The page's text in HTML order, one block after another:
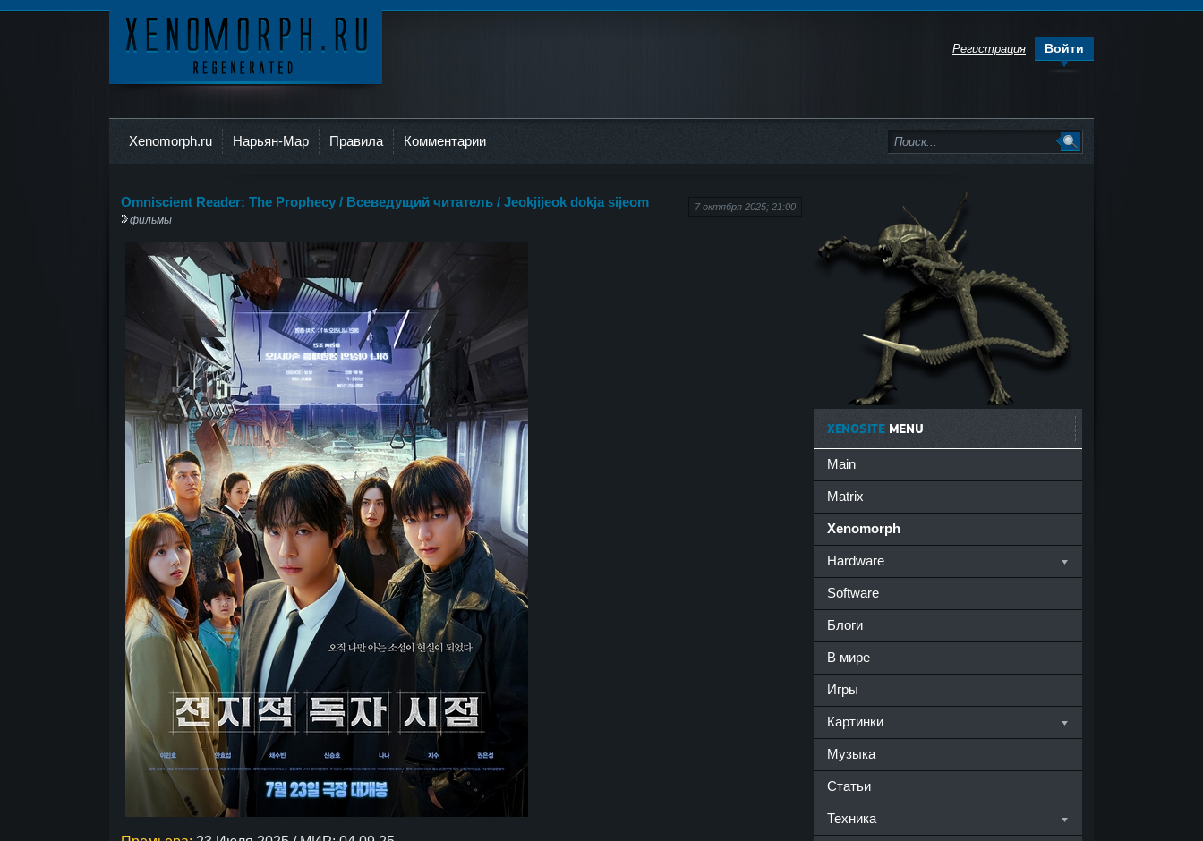
Регистрация Войти
Xenomorph.ru Нарьян-Мар Правила Комментарии
7 октября 2025; 21:00
Omniscient Reader: The Prophecy / Всеведущий читатель / Jeokjijeok dokja sijeom
фильмы
XENOSITEMENU
Main
Matrix
Xenomorph
Hardware
Software
Блоги
В мире
Игры
Картинки
Музыка
Статьи
Техника